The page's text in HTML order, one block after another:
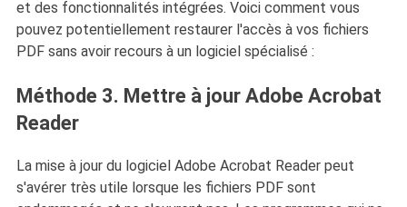
et des fonctionnalités intégrées. Voici comment vous
pouvez potentiellement restaurer l'accès à vos fichiers
PDF sans avoir recours à un logiciel spécialisé :
Méthode 3. Mettre à jour Adobe Acrobat
Reader
La mise à jour du logiciel Adobe Acrobat Reader peut
s'avérer très utile lorsque les fichiers PDF sont